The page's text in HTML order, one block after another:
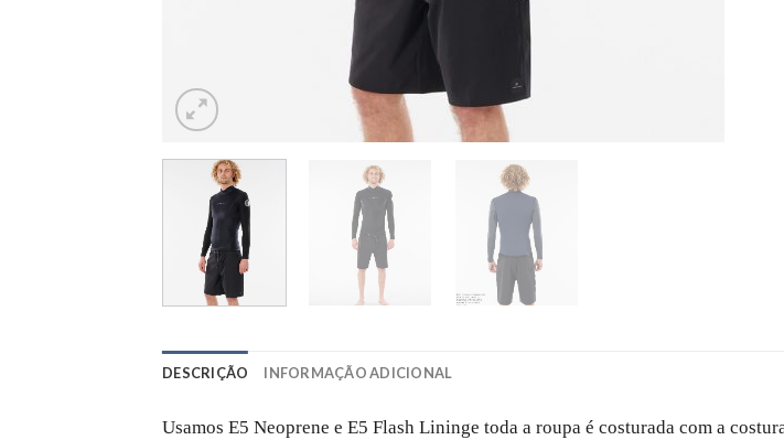
DESCRIÇÃO INFORMAÇÃO ADICIONAL
Usamos E5 Neoprene e E5 Flash Lininge toda a roupa é costurada com a